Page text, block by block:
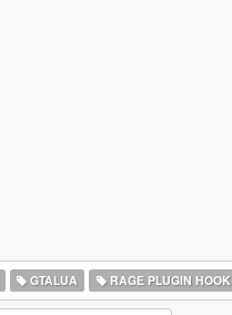
GTALUA RAGE PLUGIN HOOK